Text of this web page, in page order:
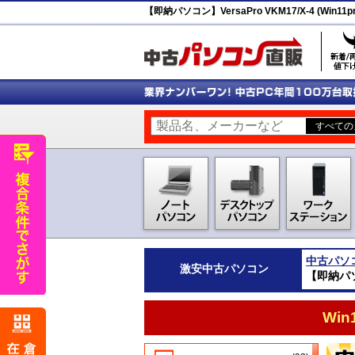
【即納パソコン】VersaPro VKM17/X-4
激安中古パソコン
中古パソ
【即納